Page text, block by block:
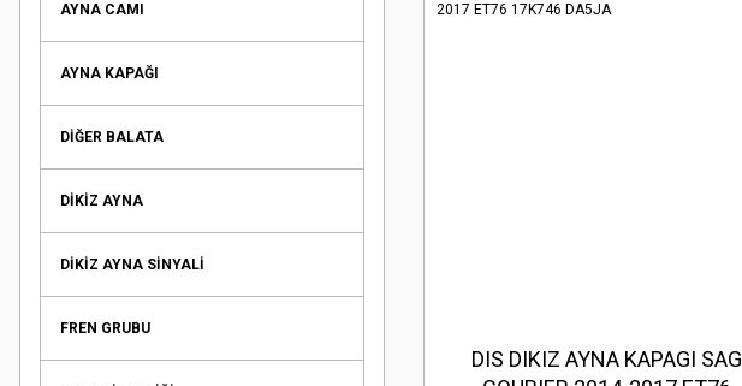
AYNA CAMI
AYNA KAPAĞI
DİĞER BALATA
DİKİZ AYNA
DİKİZ AYNA SİNYALİ
FREN GRUBU
DIS DIKIZ AYNA KAPAGI SAG